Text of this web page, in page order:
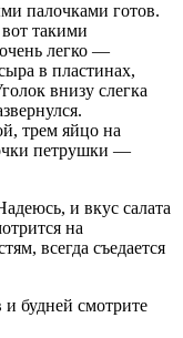
палочками готов.
такими
легко —
в пластинах,
внизу слегка
трем яйцо на
петрушки —
и вкус салата
на
всегда съедается
и будней смотрите